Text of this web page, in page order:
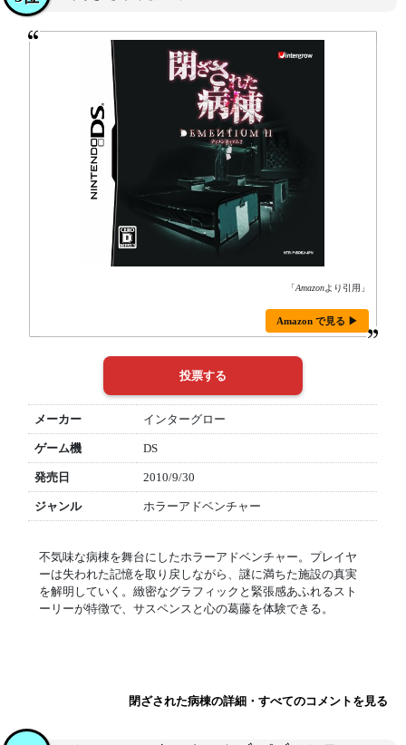
「Amazonより引用」
Amazon で見る ▶
メーカー インターグロー
ゲーム機 DS
発売日 2010/9/30
ジャンル ホラーアドベンチャー
不気味な病棟を舞台にしたホラーアドベンチャー。プレイヤ
ーは失われた記憶を取り戻しながら、謎に満ちた施設の真実
を解明していく。緻密なグラフィックと緊張感あふれるスト
ーリーが特徴で、サスペンスと心の葛藤を体験できる。
閉ざされた病棟の詳細・すべてのコメントを見る